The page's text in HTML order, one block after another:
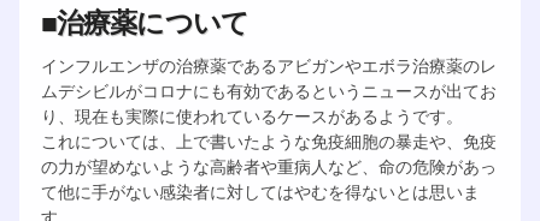
■治療薬について
インフルエンザの治療薬であるアビガンやエボラ治療薬のレ
ムデシビルがコロナにも有効であるというニュースが出てお
り、現在も実際に使われているケースがあるようです。
これについては、上で書いたような免疫細胞の暴走や、免疫
の力が望めないような高齢者や重病人など、命の危険があっ
て他に手がない感染者に対してはやむを得ないとは思いま
す。